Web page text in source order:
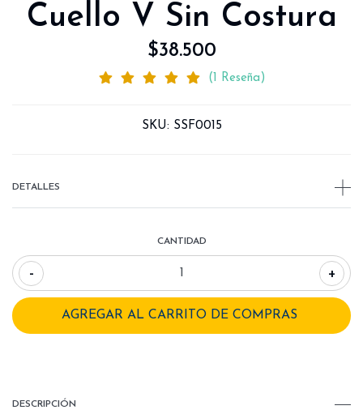
Cuello V Sin Costura
$38.500
(1 Reseña)
SKU: SSF0015
DETALLES
CANTIDAD
- +
DESCRIPCIÓN